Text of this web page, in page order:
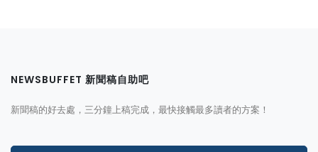
NEWSBUFFET 新聞稿自助吧
新聞稿的好去處，三分鐘上稿完成，最快接觸最多讀者的方案！